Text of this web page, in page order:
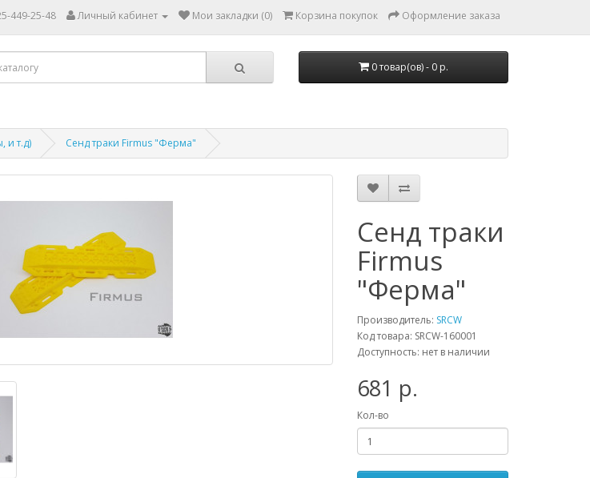
449-25-48 Личный кабинет Мои закладки (0) Корзина покупок Оформление заказа
0 товар(ов) - 0 р.
и т.д) Сенд траки Firmus "Ферма"
Сенд траки
Firmus
"Ферма"
Производитель: SRCW
Код товара: SRCW-160001
Доступность: нет в наличии
681 р.
Кол-во